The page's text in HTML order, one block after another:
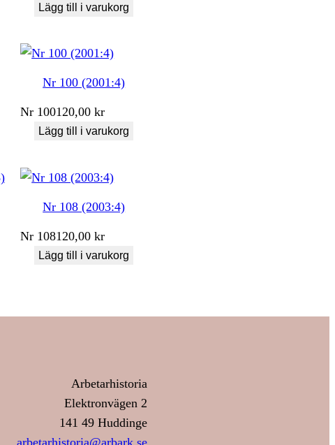
Lägg till i varukorg
Nr 100 (2001:4)
Nr 100120,00kr
Lägg till i varukorg
Nr 108 (2003:4)
Nr 108120,00kr
Lägg till i varukorg
Arbetarhistoria
Elektronvägen 2
141 49 Huddinge
arbetarhistoria@arbark.se